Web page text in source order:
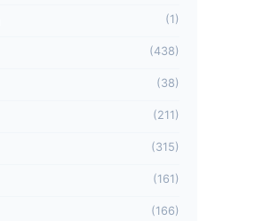
(1)
(438)
(38)
(211)
(315)
(161)
(166)